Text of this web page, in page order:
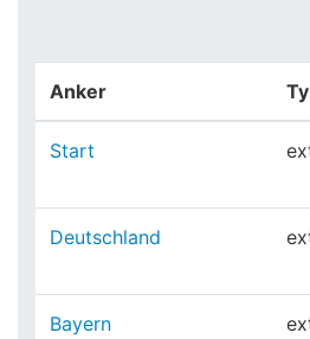
Anker
Start
Deutschland
Bayern